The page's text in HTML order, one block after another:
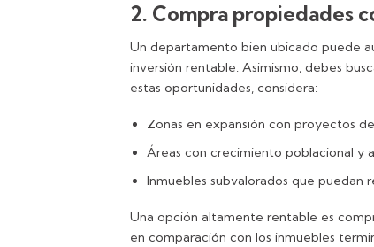
2. Compra propiedades
Un departamento bien ubicado puede
inversión rentable. Asimismo, debes
estas oportunidades, considera:
Zonas en expansión con proyectos
Áreas con crecimiento poblacional y
Inmuebles subvalorados que puedan
Una opción altamente rentable es
en comparación con los inmuebles